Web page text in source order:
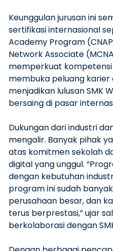
Keunggulan jurusan ini
sertifikasi internasional
Academy Program
Network Associate
memperkuat kompetensi
membuka peluang karier
menjadikan lulusan SMK
bersaing di pasar
Dukungan dari industri
mengalir. Banyak pihak
atas komitmen sekolah
digital yang unggul.
dengan kebutuhan
program ini sudah
perusahaan besar, dan
terus berprestasi,” ujar
berkolaborasi dengan